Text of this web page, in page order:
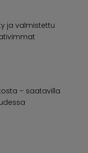
ja valmistettu
– saatavilla